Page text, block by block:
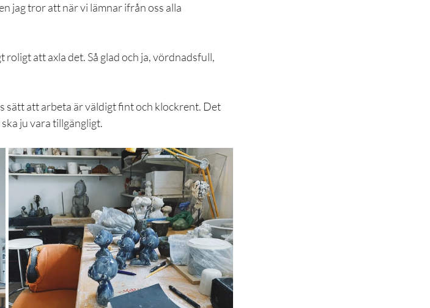
jag tror att när vi lämnar ifrån oss alla
att axla det. Så glad och ja, vördnadsfull,
sätt att arbeta är väldigt fint och klockrent. Det
ju vara tillgängligt.